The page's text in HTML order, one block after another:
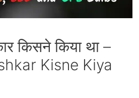
किसने किया था –
Kisne Kiya